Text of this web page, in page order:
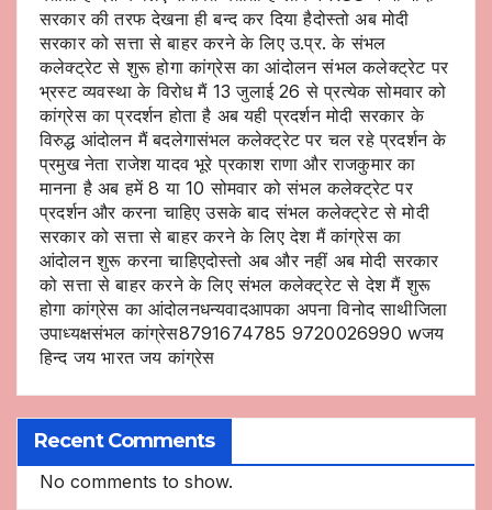
सरकार की तरफ देखना ही बन्द कर दिया हैदोस्तो अब मोदी
सरकार को सत्ता से बाहर करने के लिए उ.प्र. के संभल
कलेक्ट्रेट से शुरू होगा कांग्रेस का आंदोलन संभल कलेक्ट्रेट पर
भ्रस्ट व्यवस्था के विरोध मैं 13 जुलाई 26 से प्रत्येक सोमवार को
कांग्रेस का प्रदर्शन होता है अब यही प्रदर्शन मोदी सरकार के
विरुद्ध आंदोलन मैं बदलेगासंभल कलेक्ट्रेट पर चल रहे प्रदर्शन के
प्रमुख नेता राजेश यादव भूरे प्रकाश राणा और राजकुमार का
मानना है अब हमें 8 या 10 सोमवार को संभल कलेक्ट्रेट पर
प्रदर्शन और करना चाहिए उसके बाद संभल कलेक्ट्रेट से मोदी
सरकार को सत्ता से बाहर करने के लिए देश मैं कांग्रेस का
आंदोलन शुरू करना चाहिएदोस्तो अब और नहीं अब मोदी सरकार
को सत्ता से बाहर करने के लिए संभल कलेक्ट्रेट से देश मैं शुरू
होगा कांग्रेस का आंदोलनधन्यवादआपका अपना विनोद साथीजिला
उपाध्यक्षसंभल कांग्रेस8791674785 9720026990 wजय
हिन्द जय भारत जय कांग्रेस
Recent Comments
No comments to show.